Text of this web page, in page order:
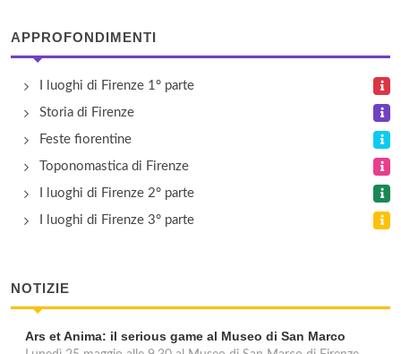
Antica Pieve
Antiche Armonie
APPROFONDIMENTI
I luoghi di Firenze 1° parte
Storia di Firenze
Feste fiorentine
Toponomastica di Firenze
I luoghi di Firenze 2° parte
I luoghi di Firenze 3° parte
NOTIZIE
Ars et Anima: il serious game al Museo di San Marco